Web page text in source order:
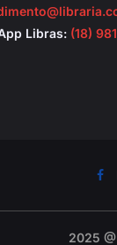
Libras: (18)
2025